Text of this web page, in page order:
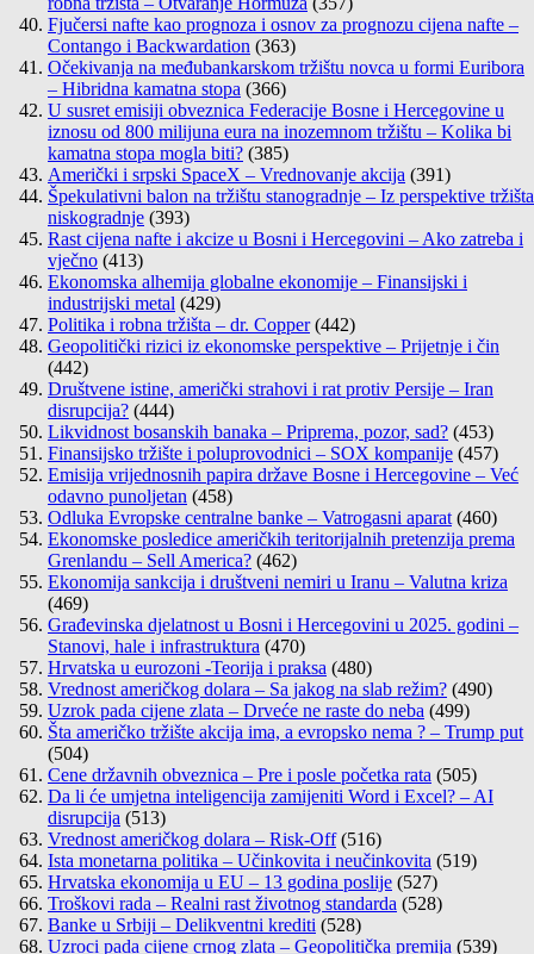
Fjučersi nafte kao prognoza i osnov za prognozu cijena nafte –
Contango i Backwardation (363)
Očekivanja na međubankarskom tržištu novca u formi Euribora
– Hibridna kamatna stopa (366)
U susret emisiji obveznica Federacije Bosne i Hercegovine u
iznosu od 800 milijuna eura na inozemnom tržištu – Kolika bi
kamatna stopa mogla biti? (385)
Američki i srpski SpaceX – Vrednovanje akcija (391)
Špekulativni balon na tržištu stanogradnje – Iz perspektive tržišta
niskogradnje (393)
Rast cijena nafte i akcize u Bosni i Hercegovini – Ako zatreba i
vječno (413)
Ekonomska alhemija globalne ekonomije – Finansijski i
industrijski metal (429)
Politika i robna tržišta – dr. Copper (442)
Geopolitički rizici iz ekonomske perspektive – Prijetnje i čin
(442)
Društvene istine, američki strahovi i rat protiv Persije – Iran
disrupcija? (444)
Likvidnost bosanskih banaka – Priprema, pozor, sad? (453)
Finansijsko tržište i poluprovodnici – SOX kompanije (457)
Emisija vrijednosnih papira države Bosne i Hercegovine – Već
odavno punoljetan (458)
Odluka Evropske centralne banke – Vatrogasni aparat (460)
Ekonomske posledice američkih teritorijalnih pretenzija prema
Grenlandu – Sell America? (462)
Ekonomija sankcija i društveni nemiri u Iranu – Valutna kriza
(469)
Građevinska djelatnost u Bosni i Hercegovini u 2025. godini –
Stanovi, hale i infrastruktura (470)
Hrvatska u eurozoni -Teorija i praksa (480)
Vrednost američkog dolara – Sa jakog na slab režim? (490)
Uzrok pada cijene zlata – Drveće ne raste do neba (499)
Šta američko tržište akcija ima, a evropsko nema ? – Trump put
(504)
Cene državnih obveznica – Pre i posle početka rata (505)
Da li će umjetna inteligencija zamijeniti Word i Excel? – AI
disrupcija (513)
Vrednost američkog dolara – Risk-Off (516)
Ista monetarna politika – Učinkovita i neučinkovita (519)
Hrvatska ekonomija u EU – 13 godina poslije (527)
Troškovi rada – Realni rast životnog standarda (528)
Banke u Srbiji – Delikventni krediti (528)
Uzroci pada cijene crnog zlata – Geopolitička premija (539)